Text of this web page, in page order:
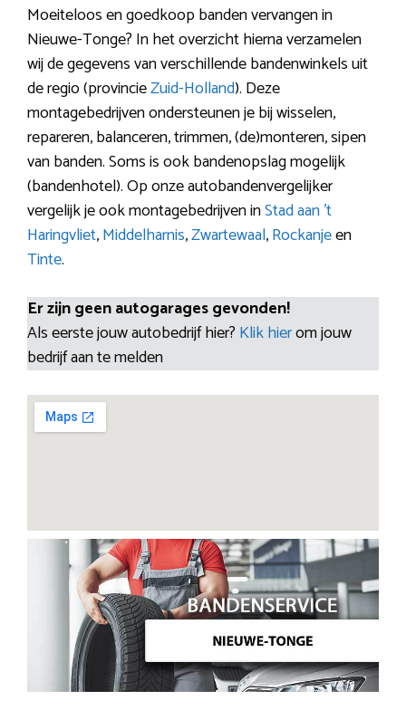
Moeiteloos en goedkoop banden vervangen in
Nieuwe-Tonge? In het overzicht hierna verzamelen
wij de gegevens van verschillende bandenwinkels uit
de regio (provincieZuid-Holland). Deze
montagebedrijven ondersteunen je bij wisselen,
repareren, balanceren, trimmen, (de)monteren, sipen
van banden. Soms is ook bandenopslag mogelijk
(bandenhotel). Op onze autobandenvergelijker
vergelijk je ook montagebedrijven inStad aan ’t
Haringvliet,Middelharnis,Zwartewaal,Rockanjeen
Tinte.
Er zijn geen autogarages gevonden!
Als eerste jouw autobedrijf hier? Klik hierom jouw
bedrijf aan te melden